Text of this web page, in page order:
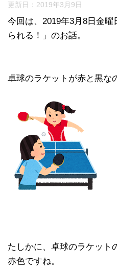
更新日： 2019年3月9日
今回は、2019年3月8日金
られる！」のお話。
卓球のラケットが赤と黒な
たしかに、卓球のラケット
赤色ですね。